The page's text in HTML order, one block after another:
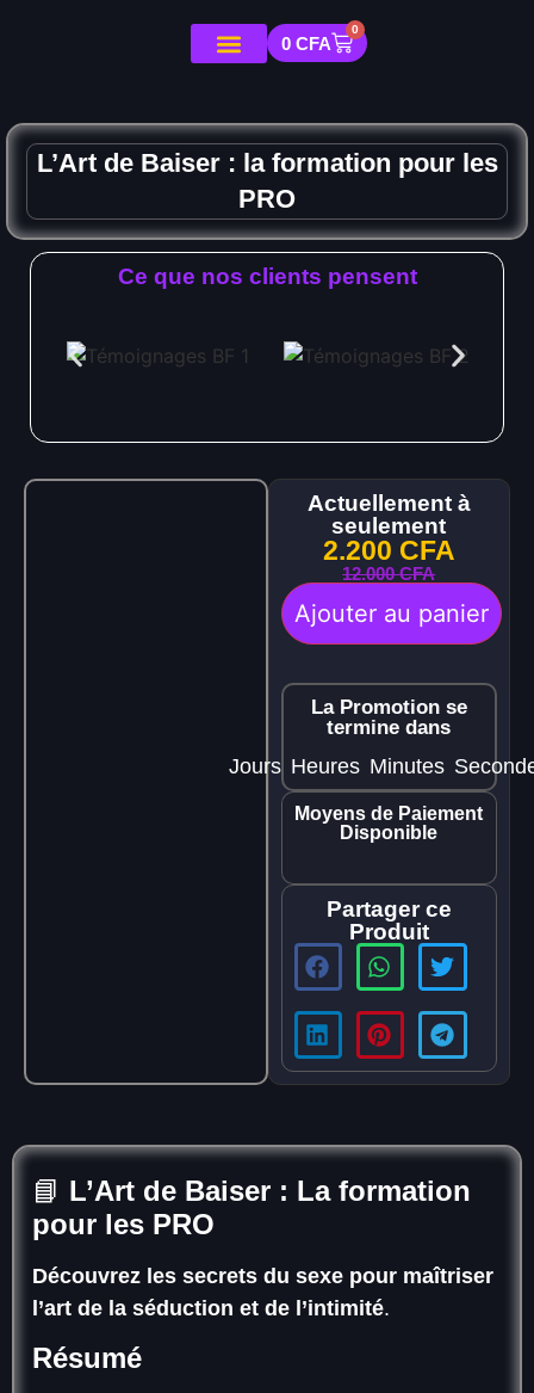
0 CFA
0
L’Art de Baiser : la formation pour les
PRO
Ce que nos clients pensent
Actuellement à
seulement
2.200 CFA
12.000CFA
Ajouter au panier
La Promotion se
termine dans
Jours Heures Minutes
Moyens de Paiement
Disponible
Partager ce
Produit
📘 L’Art de Baiser : La formation
pour les PRO
Découvrez les secrets du sexe pour maîtriser
l’art de la séduction et de l’intimité.
Résumé